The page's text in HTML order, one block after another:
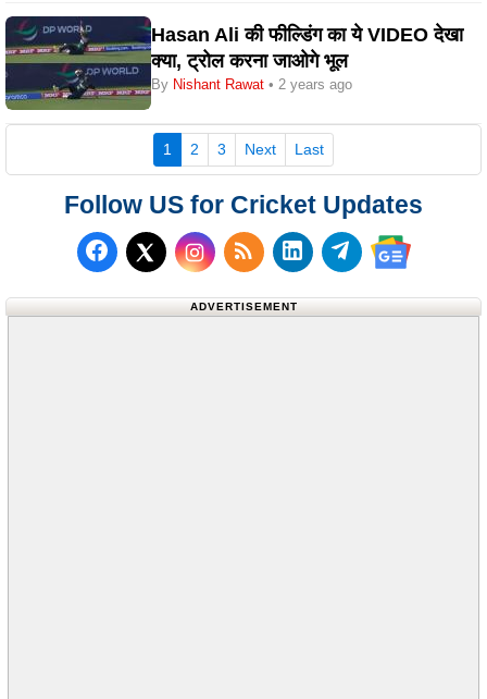
Hasan Ali की फील्डिंग का ये VIDEO देखा
क्या, ट्रोल करना जाओगे भूल
By Nishant Rawat • 2 years ago
1 (current)
2 3 Next Last
Follow US for Cricket Updates
Follow us on Facebook
Follow us on X (Twitter)
Subscribe to our RSS
Follow us on
Follow us on
Follow us
ADVERTISEMENT